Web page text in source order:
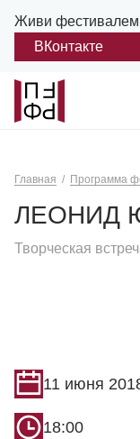
Живи
ВКонтакте
Назад
Платонов
Положение
Главная Программа
ЛЕОНИД
Творческая
11 июня
18:00